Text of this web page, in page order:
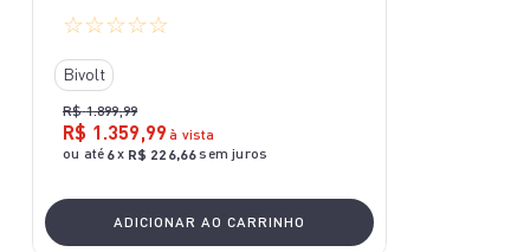
☆☆☆☆☆
Bivolt
R$ 1.899,99
R$ 1 .359,99 à vista
ou até 6x R$ 226,66sem juros
ADICIONAR AO CARRINHO